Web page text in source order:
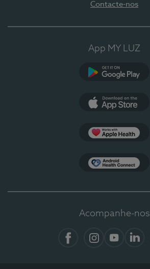
Contacte-nos
App MY LUZ
Acompanhe-nos